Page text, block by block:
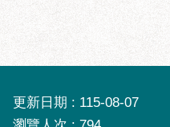
陳
政
更新日期
115-08-07